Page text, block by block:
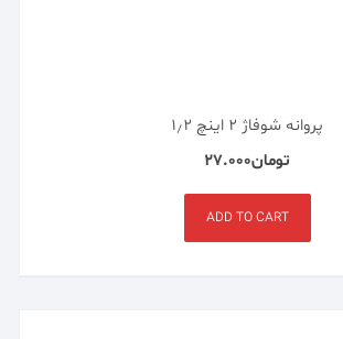
پروانه شوفاژ ۲ اینچ ۱٫۲
تومان۲۷.۰۰۰
ADD TO CART